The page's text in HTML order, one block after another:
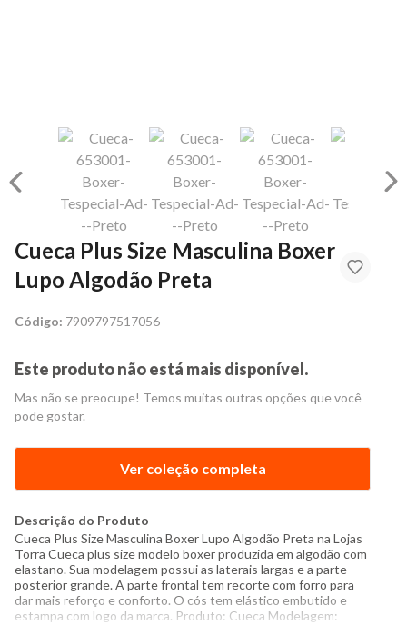
Cueca Plus Size Masculina Boxer
Lupo Algodão Preta
Código: 7909797517056
Este produto não está mais disponível.
Mas não se preocupe! Temos muitas outras opções que você
pode gostar.
Ver coleção completa
Descrição do Produto
Cueca Plus Size Masculina Boxer Lupo Algodão Preta na Lojas
Torra Cueca plus size modelo boxer produzida em algodão com
elastano. Sua modelagem possui as laterais largas e a parte
posterior grande. A parte frontal tem recorte com forro para
dar mais reforço e conforto. O cós tem elástico embutido e
estampa com logo da marca. Produto: Cueca Modelagem: